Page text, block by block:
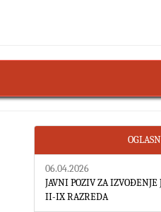
06.04.2026
JAVNI POZIV ZA
II-IX RAZREDA